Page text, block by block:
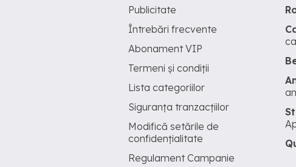
Publicitate
Întrebări frecvente
Abonament VIP
Termeni și condiții
Lista categoriilor
Siguranța tranzacțiilor
Modifică setările de
confidențialitate
Regulament Campanie